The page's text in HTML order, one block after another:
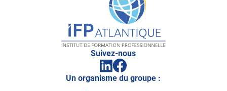
Suivez-nous
Linkedin
(ouvrir
vers
Facebook
(ouvrir
vers
un
Un organisme du groupe :